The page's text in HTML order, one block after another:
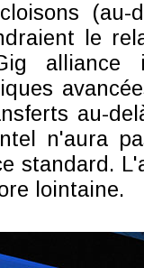
(au-
le
alliance
au-
n'aura
standard.
lointaine.